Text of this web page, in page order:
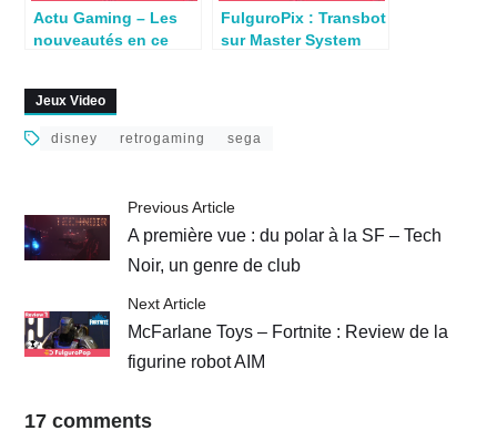
Actu Gaming – Les
nouveautés en ce
FulguroPix : Transbot
sur Master System
Jeux Video
disney retrogaming sega
Previous Article
A première vue : du polar à la SF – Tech
Noir, un genre de club
Next Article
McFarlane Toys – Fortnite : Review de la
figurine robot AIM
17 comments